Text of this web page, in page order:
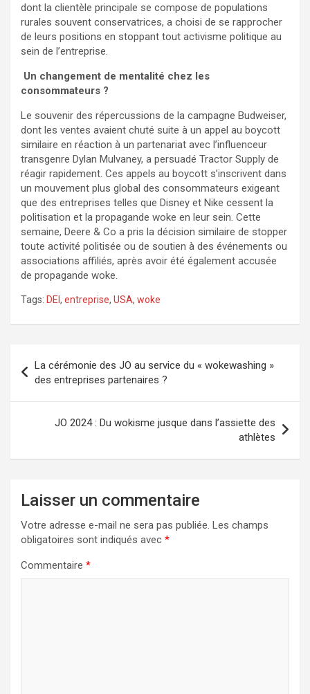
dont la clientèle principale se compose de populations
rurales souvent conservatrices, a choisi de se rapprocher
de leurs positions en stoppant tout activisme politique au
sein de l’entreprise.
Un changement de mentalité chez les
consommateurs ?
Le souvenir des répercussions de la campagne Budweiser,
dont les ventes avaient chuté suite à un appel au boycott
similaire en réaction à un partenariat avec l’influenceur
transgenre Dylan Mulvaney, a persuadé Tractor Supply de
réagir rapidement. Ces appels au boycott s’inscrivent dans
un mouvement plus global des consommateurs exigeant
que des entreprises telles que Disney et Nike cessent la
politisation et la propagande woke en leur sein. Cette
semaine, Deere & Co a pris la décision similaire de stopper
toute activité politisée ou de soutien à des événements ou
associations affiliés, après avoir été également accusée
de propagande woke.
Tags: DEI , entreprise, USA, woke
de
l’article
La cérémonie des JO au service du « wokewashing »
des entreprises partenaires ?
JO 2024 : Du wokisme jusque dans l’assiette des
athlètes
Laisser un commentaire
Votre adresse e-mail ne sera pas publiée. Les champs
obligatoires sont indiqués avec *
Commentaire *